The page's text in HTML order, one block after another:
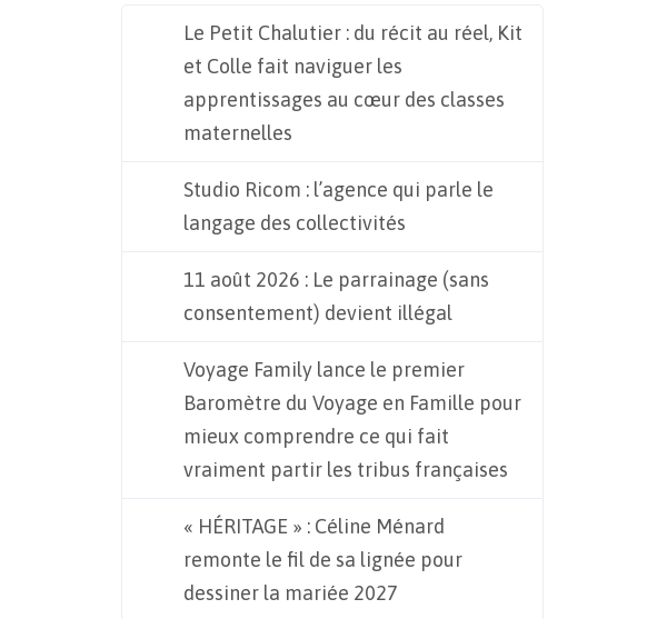
Le Petit Chalutier : du récit au réel, Kit
et Colle fait naviguer les
apprentissages au cœur des classes
maternelles
Studio Ricom : l’agence qui parle le
langage des collectivités
11 août 2026 : Le parrainage (sans
consentement) devient illégal
Voyage Family lance le premier
Baromètre du Voyage en Famille pour
mieux comprendre ce qui fait
vraiment partir les tribus françaises
« HÉRITAGE » : Céline Ménard
remonte le fil de sa lignée pour
dessiner la mariée 2027